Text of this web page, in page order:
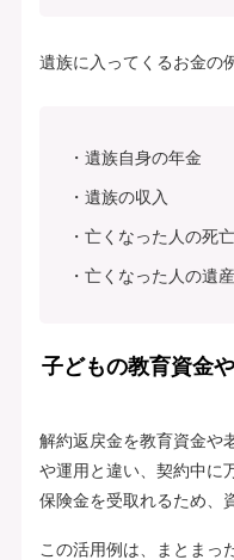
遺族に入ってくるお金の
遺族自身の年金
遺族の収入
亡くなった人の死
亡くなった人の遺産
子どもの教育資金
解約返戻金を教育資金や
や運用と違い、契約中に
保険金を受取れるため、
この活用例は、まとまっ